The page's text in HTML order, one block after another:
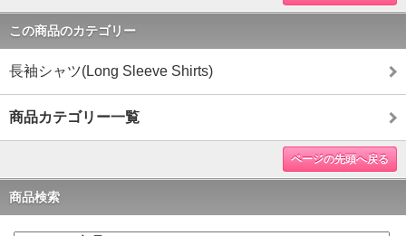
この商品のカテゴリー
長袖シャツ(Long Sleeve Shirts)
商品カテゴリー一覧
ページの先頭へ戻る
商品検索